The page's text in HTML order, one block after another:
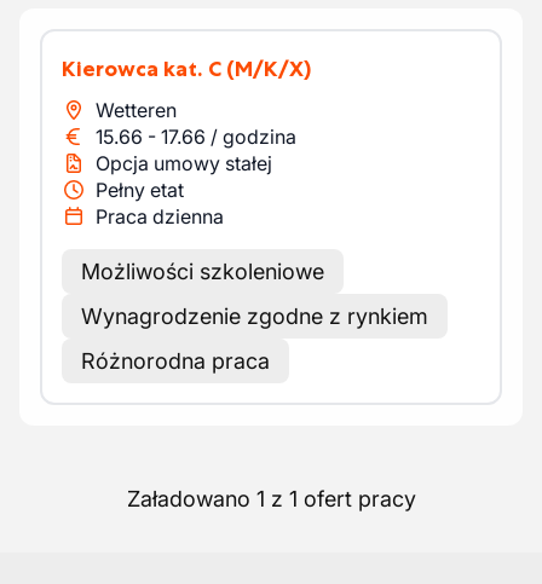
Kierowca kat. C (M/K/X)
Wetteren
15.66 - 17.66 / godzina
Opcja umowy stałej
Pełny etat
Praca dzienna
Możliwości szkoleniowe
Wynagrodzenie zgodne z rynkiem
Różnorodna praca
Załadowano 1 z 1 ofert pracy